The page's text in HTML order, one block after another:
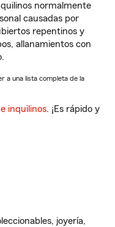
normalmente
causadas por
repentinos y
allanamientos con
a una lista completa de la
inquilinos. ¡Es rápido y
joyería,